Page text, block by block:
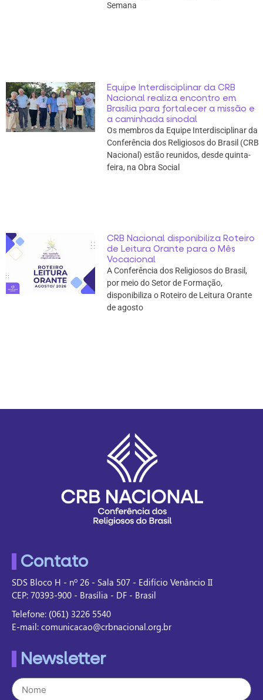
Semana
Equipe Interdisciplinar da CRB
Nacional realiza encontro em
Brasília para fortalecer a missão e
a caminhada sinodal
Os membros da Equipe Interdisciplinar da
Conferência dos Religiosos do Brasil (CRB
Nacional) estão reunidos, desde quinta-
feira, na Obra Social
CRB Nacional disponibiliza Roteiro
de Leitura Orante para o Mês
Vocacional
A Conferência dos Religiosos do Brasil,
por meio do Setor de Formação,
disponibiliza o Roteiro de Leitura Orante
de agosto
Contato
SDS Bloco H - nº 26 - Sala 507 - Edifício Venâncio II
CEP: 70393-900 - Brasília - DF - Brasil
Telefone: (061) 3226 5540
E-mail: comunicacao@crbnacional.org.br
Newsletter